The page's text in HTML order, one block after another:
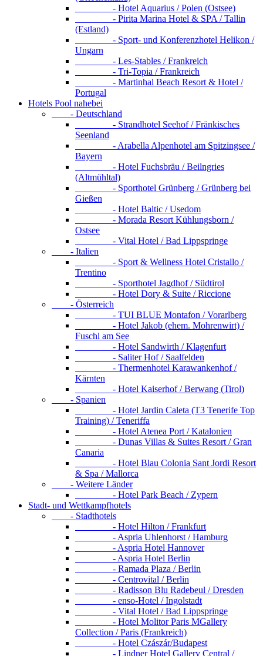
- Hotel Aquarius / Polen (Ostsee)
- Pirita Marina Hotel & SPA / Tallin
(Estland)
- Sport- und Konferenzhotel Helikon /
Ungarn
- Les-Stables / Frankreich
- Tri-Topia / Frankreich
- Martinhal Beach Resort & Hotel /
Portugal
Hotels Pool nahebei
- Deutschland
- Strandhotel Seehof / Fränkisches
Seenland
- Arabella Alpenhotel am Spitzingsee /
Bayern
- Hotel Fuchsbräu / Beilngries
(Altmühltal)
- Sporthotel Grünberg / Grünberg bei
Gießen
- Hotel Baltic / Usedom
- Morada Resort Kühlungsborn /
Ostsee
- Vital Hotel / Bad Lippspringe
- Italien
- Sport & Wellness Hotel Cristallo /
Trentino
- Sporthotel Jagdhof / Südtirol
- Hotel Dory & Suite / Riccione
- Österreich
- TUI BLUE Montafon / Vorarlberg
- Hotel Jakob (ehem. Mohrenwirt) /
Fuschl am See
- Hotel Sandwirth / Klagenfurt
- Saliter Hof / Saalfelden
- Thermenhotel Karawankenhof /
Kärnten
- Hotel Kaiserhof / Berwang (Tirol)
- Spanien
- Hotel Jardin Caleta (T3 Tenerife Top
Training) / Teneriffa
- Hotel Atenea Port / Katalonien
- Dunas Villas & Suites Resort / Gran
Canaria
- Hotel Blau Colonia Sant Jordi Resort
& Spa / Mallorca
- Weitere Länder
- Hotel Park Beach / Zypern
Stadt- und Wettkampfhotels
- Stadthotels
- Hotel Hilton / Frankfurt
- Aspria Uhlenhorst / Hamburg
- Aspria Hotel Hannover
- Aspria Hotel Berlin
- Ramada Plaza / Berlin
- Centrovital / Berlin
- Radisson Blu Radebeul / Dresden
- enso-Hotel / Ingolstadt
- Vital Hotel / Bad Lippspringe
- Hotel Molitor Paris MGallery
Collection / Paris (Frankreich)
- Hotel Czászár/Budapest
- Lindner Hotel Gallery Central /